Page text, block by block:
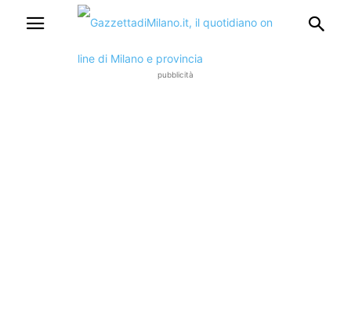
pubblicità